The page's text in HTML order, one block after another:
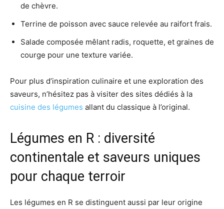
de chèvre.
Terrine de poisson avec sauce relevée au raifort frais.
Salade composée mêlant radis, roquette, et graines de
courge pour une texture variée.
Pour plus d’inspiration culinaire et une exploration des
saveurs, n’hésitez pas à visiter des sites dédiés à la
cuisine des légumes allant du classique à l’original.
Légumes en R : diversité
continentale et saveurs uniques
pour chaque terroir
Les légumes en R se distinguent aussi par leur origine